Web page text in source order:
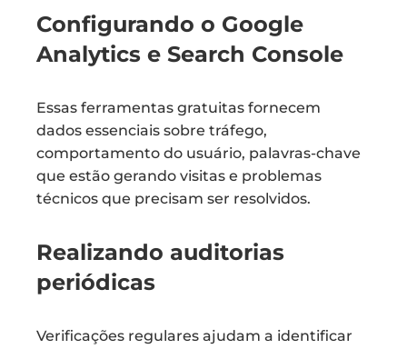
Configurando o Google
Analytics e Search Console
Essas ferramentas gratuitas fornecem
dados essenciais sobre tráfego,
comportamento do usuário, palavras-chave
que estão gerando visitas e problemas
técnicos que precisam ser resolvidos.
Realizando auditorias
periódicas
Verificações regulares ajudam a identificar